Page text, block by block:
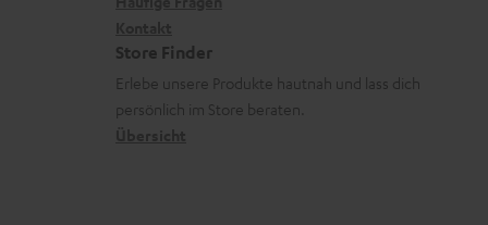
n
d
a
r
a
ü
c
k
o
d
a
Store Finder
Erlebe unsere Produkte hautnah und lass dich
persönlich im Store beraten.